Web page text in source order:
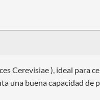
Cerevisiae ), ideal para
una buena capacidad